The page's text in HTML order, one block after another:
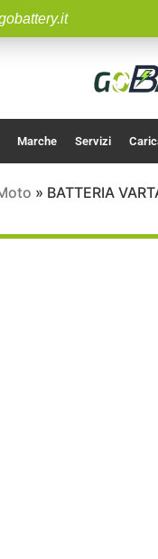
Marche Servizi
» BATTERIA